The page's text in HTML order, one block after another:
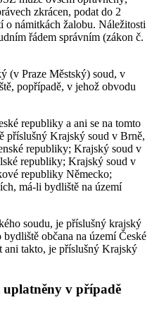
zkrácen, podat do 2
o námitkách žalobu. Náležitosti
řádem správním (zákon č.
(v Praze Městský) soud, v
popřípadě, v jehož obvodu
republiky a ani se na tomto
příslušný Krajský soud v Brně,
republiky; Krajský soud v
republiky; Krajský soud v
republiky Německo;
má-li bydliště na území
soudu, je příslušný krajský
občana na území České
ani takto, je příslušný Krajský
uplatněny v případě